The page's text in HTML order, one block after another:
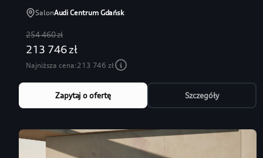
SalonAudi Centrum Gdańsk
254 460 zł
213 746 zł
Najniższa cena:213 746 zł
Zapytaj o ofertę Szczegóły